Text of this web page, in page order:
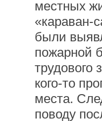
местных
«караван-
были
пожарной
трудового
кого-то
места.
поводу